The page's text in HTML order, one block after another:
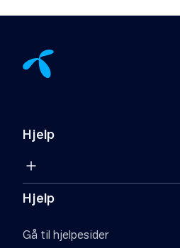
Hjelp
Hjelp
Gå til hjelpesider